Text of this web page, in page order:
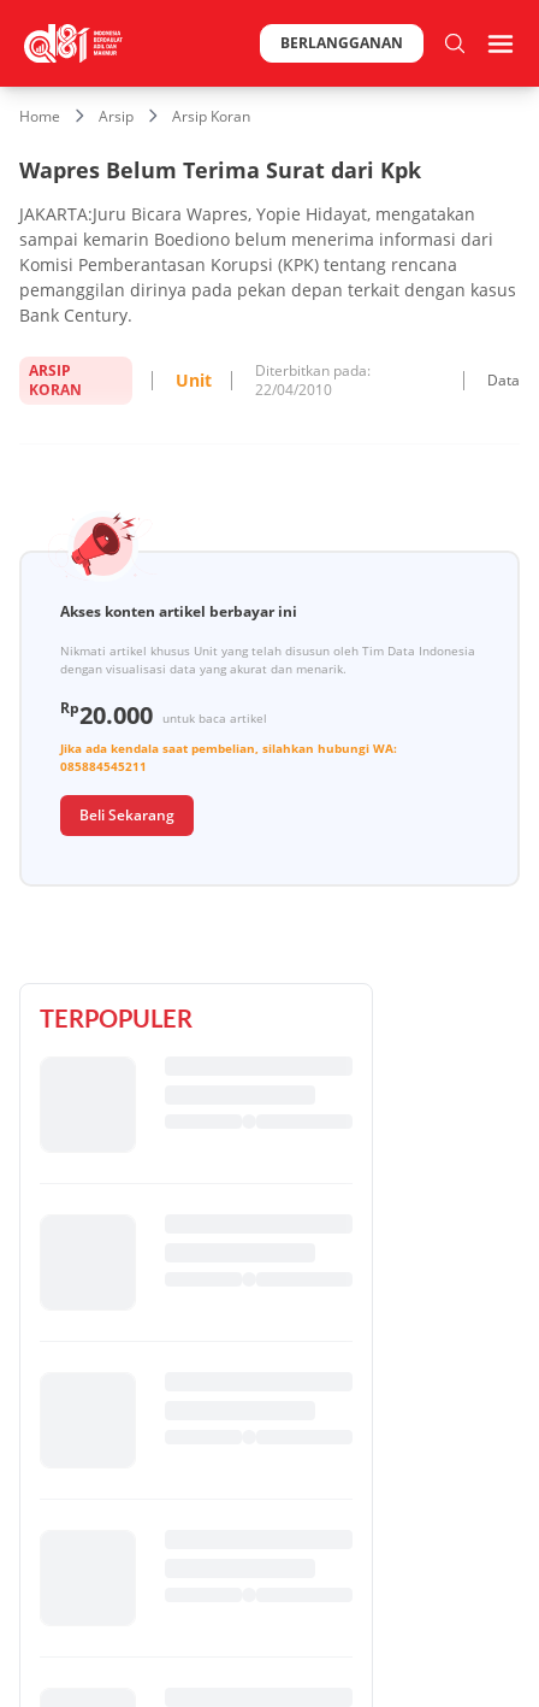
BERLANGGANAN
Home Arsip Arsip Koran
Wapres Belum Terima Surat dari Kpk
JAKARTA:Juru Bicara Wapres, Yopie Hidayat, mengatakan
sampai kemarin Boediono belum menerima informasi dari
Komisi Pemberantasan Korupsi (KPK) tentang rencana
pemanggilan dirinya pada pekan depan terkait dengan kasus
Bank Century.
ARSIP
KORAN
Unit
Diterbitkan pada:
22/04/2010
Data
Akses konten artikel berbayar ini
Nikmati artikel khusus Unit yang telah disusun oleh Tim Data Indonesia
dengan visualisasi data yang akurat dan menarik.
Rp20.000
untuk baca artikel
Jika ada kendala saat pembelian, silahkan hubungi WA:
085884545211
Beli Sekarang
TERPOPULER